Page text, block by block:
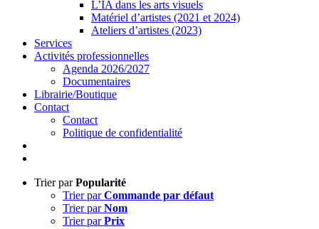
L’IA dans les arts visuels
Matériel d’artistes (2021 et 2024)
Ateliers d’artistes (2023)
Services
Activités professionnelles
Agenda 2026/2027
Documentaires
Librairie/Boutique
Contact
Contact
Politique de confidentialité
Trier parPopularité
Trier parCommande par défaut
Trier parNom
Trier parPrix